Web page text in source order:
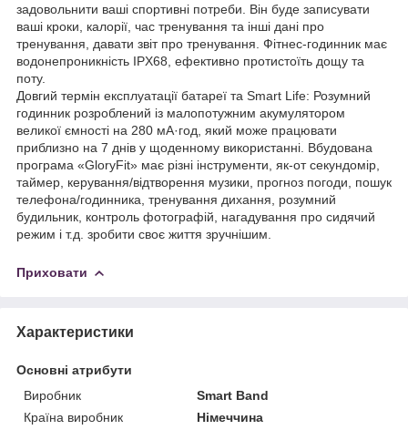
задовольнити ваші спортивні потреби. Він буде записувати
ваші кроки, калорії, час тренування та інші дані про
тренування, давати звіт про тренування. Фітнес-годинник має
водонепроникність IPX68, ефективно протистоїть дощу та
поту.
Довгий термін експлуатації батареї та Smart Life: Розумний
годинник розроблений із малопотужним акумулятором
великої ємності на 280 мА·год, який може працювати
приблизно на 7 днів у щоденному використанні. Вбудована
програма «GloryFit» має різні інструменти, як-от секундомір,
таймер, керування/відтворення музики, прогноз погоди, пошук
телефона/годинника, тренування дихання, розумний
будильник, контроль фотографій, нагадування про сидячий
режим і т.д. зробити своє життя зручнішим.
Приховати
Характеристики
Основні атрибути
Виробник
Smart Band
Країна виробник
Німеччина